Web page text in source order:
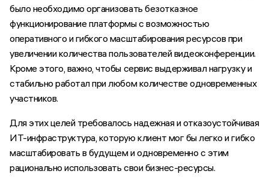
было необходимо организовать безотказное
функционирование платформы с возможностью
оперативного и гибкого масштабирования ресурсов при
увеличении количества пользователей видеоконференции.
Кроме этого, важно, чтобы сервис выдерживал нагрузку и
стабильно работал при любом количестве одновременных
участников.
Для этих целей требовалось надежная и отказоустойчивая
ИТ-инфраструктура, которую клиент мог бы легко и гибко
масштабировать в будущем и одновременно с этим
рационально использовать свои бизнес-ресурсы.